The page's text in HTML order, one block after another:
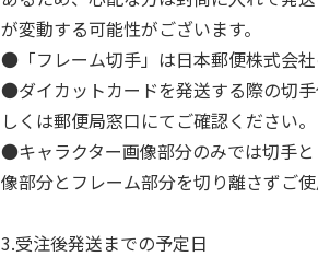
が変動する可能性がございます。
●「フレーム切手」は日本郵便株式会社
●ダイカットカードを発送する際の切
しくは郵便局窓口にてご確認ください。
●キャラクター画像部分のみでは切手
像部分とフレーム部分を切り離さずご使
3.受注後発送までの予定日